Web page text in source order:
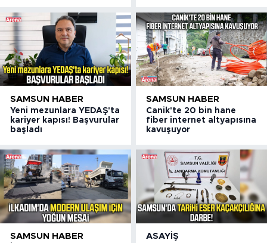
SAMSUN HABER
Yeni mezunlara YEDAŞ'ta
kariyer kapısı! Başvurular
başladı
SAMSUN HABER
Canik'te 20 bin hane
fiber internet altyapısına
kavuşuyor
SAMSUN HABER ASAYIŞ